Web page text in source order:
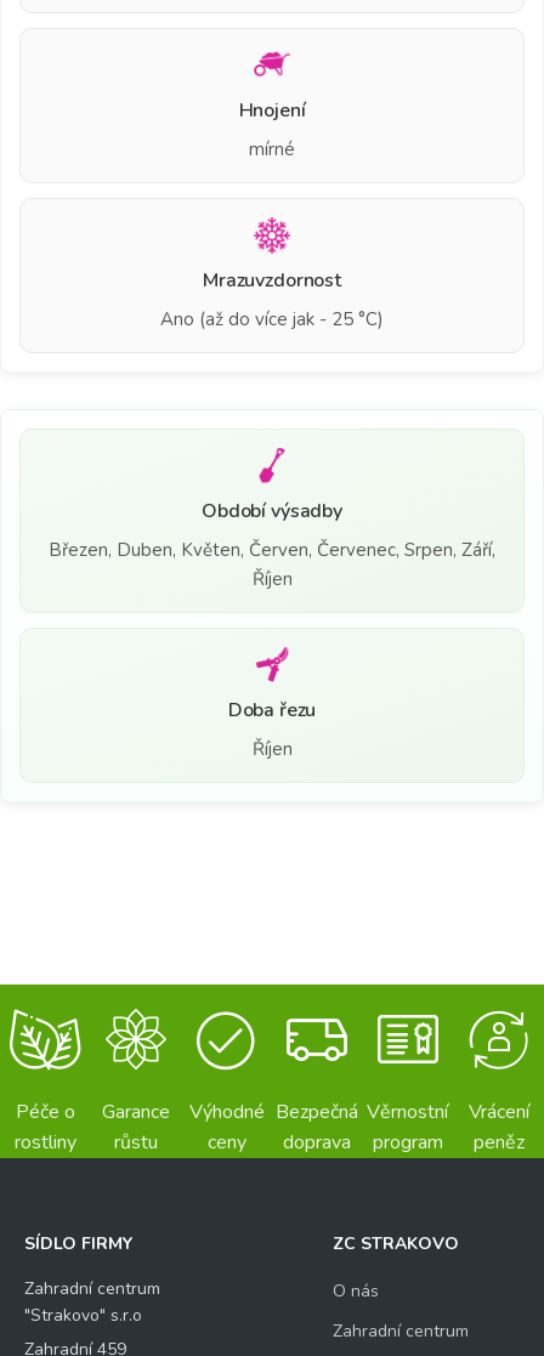
Hnojení
mírné
Mrazuvzdornost
Ano (až do více jak - 25 °C)
Období výsadby
Březen, Duben, Květen, Červen, Červenec, Srpen, Září,
Říjen
Doba řezu
Říjen
Péče o
rostliny
Garance
růstu
Výhodné
ceny
Bezpečná
doprava
Věrnostní
program
Vrácení
peněz
SÍDLO FIRMY
Zahradní centrum
"Strakovo" s.r.o
Zahradní 459
ZC STRAKOVO
O nás
Zahradní centrum